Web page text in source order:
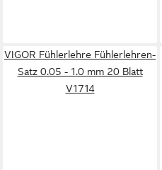
VIGOR Fühlerlehre Fühlerlehren-
Satz 0.05 - 1.0 mm 20 Blatt
V1714